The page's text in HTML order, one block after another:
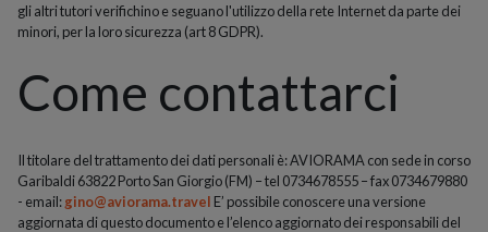
gli altri tutori verifichino e seguano l'utilizzo della rete Internet da parte dei
minori, per la loro sicurezza (art 8 GDPR).
Come contattarci
Il titolare del trattamento dei dati personali è: AVIORAMA con sede in corso
Garibaldi 63822 Porto San Giorgio (FM) – tel 0734678555 – fax 0734679880
- email:gino@aviorama.travel E’ possibile conoscere una versione
aggiornata di questo documento e l’elenco aggiornato dei responsabili del